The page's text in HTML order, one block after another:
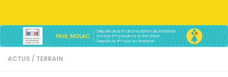
ACTUS / TERRAIN